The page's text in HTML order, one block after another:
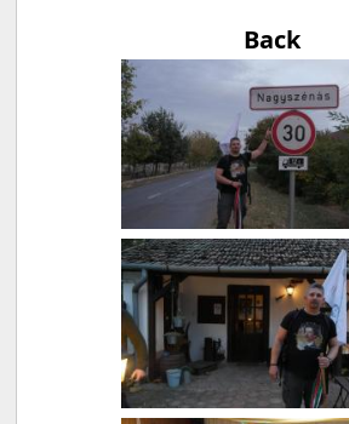
Back